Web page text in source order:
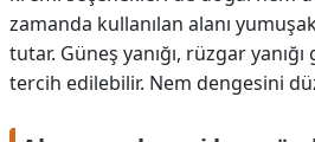
zamanda kullanılan alanı
tutar. Güneş yanığı, rüzgar
tercih edilebilir. Nem dengesini